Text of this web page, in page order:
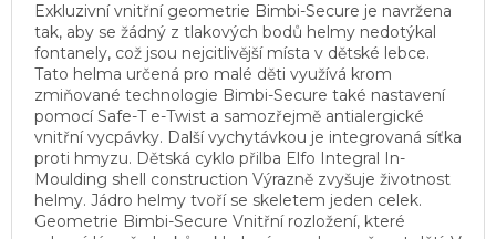
Exkluzivní vnitřní geometrie Bimbi-Secure je navržena
tak, aby se žádný z tlakových bodů helmy nedotýkal
fontanely, což jsou nejcitlivější místa v dětské lebce.
Tato helma určená pro malé děti využívá krom
zmiňované technologie Bimbi-Secure také nastavení
pomocí Safe-T e-Twist a samozřejmě antialergické
vnitřní vycpávky. Další vychytávkou je integrovaná síťka
proti hmyzu. Dětská cyklo přilba Elfo Integral In-
Moulding shell construction Výrazně zvyšuje životnost
helmy. Jádro helmy tvoří se skeletem jeden celek.
Geometrie Bimbi-Secure Vnitřní rozložení, které